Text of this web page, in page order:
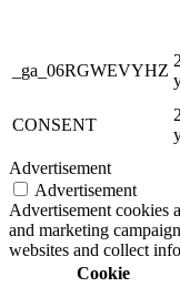
_ga_06RGWEVYHZ
2
CONSENT
2
Advertisement
Advertisement
Advertisement cookies
and marketing
websites and collect
Cookie